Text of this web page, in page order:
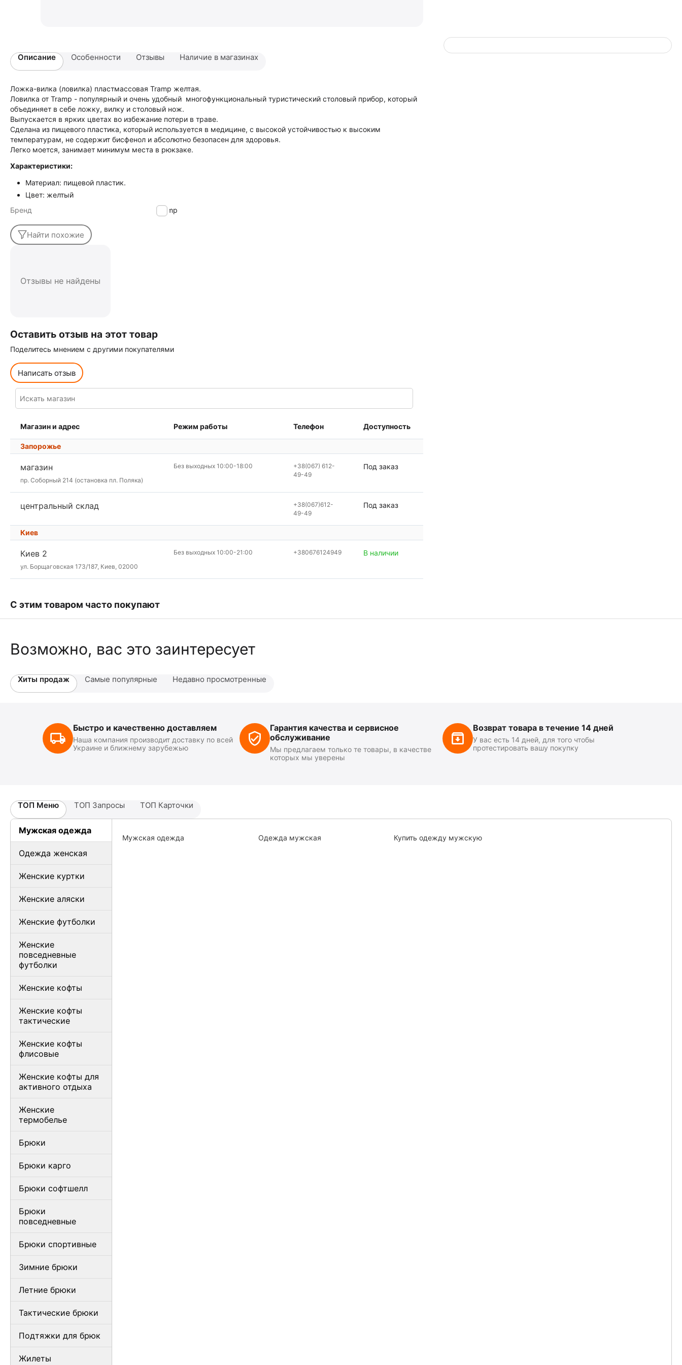
Описание Особенности Отзывы Наличие в магазинах
Ложка-вилка (ловилка) пластмассовая Tramp желтая.
Ловилка от Tramp - популярный и очень удобный многофункциональный туристический столовый прибор, который
объединяет в себе ложку, вилку и столовый нож.
Выпускается в ярких цветах во избежание потери в траве.
Сделана из пищевого пластика, который используется в медицине, с высокой устойчивостью к высоким
температурам, не содержит бисфенол и абсолютно безопасен для здоровья.
Легко моется, занимает минимум места в рюкзаке.
Характеристики:
Материал: пищевой пластик.
Цвет: желтый
Бренд
Tramp
Найти похожие
Отзывы не найдены
Оставить отзыв на этот товар
Поделитесь мнением с другими покупателями
Написать отзыв
Магазин и адрес Режим работы Телефон Доступность
Запорожье
магазин
пр. Соборный 214 (остановка пл. Поляка)
Без выходных 10:00-18:00
+38(067) 612-
49-49
Под заказ
центральный склад
+38(067)612-
49-49
Под заказ
Киев
Киев 2
ул. Борщаговская 173/187, Киев, 02000
Без выходных 10:00-21:00 +380676124949 В наличии
С этим товаром часто покупают
Возможно, вас это заинтересует
Хиты продаж Самые популярные Недавно просмотренные
Быстро и качественно доставляем
Наша компания производит доставку по всей
Украине и ближнему зарубежью
Гарантия качества и сервисное
обслуживание
Мы предлагаем только те товары, в качестве
которых мы уверены
Возврат товара в течение 14 дней
У вас есть 14 дней, для того чтобы
протестировать вашу покупку
ТОП Меню ТОП Запросы ТОП Карточки
Мужская одежда
Одежда женская
Женские куртки
Женские аляски
Женские футболки
Женские
повседневные
футболки
Женские кофты
Женские кофты
тактические
Женские кофты
флисовые
Женские кофты для
активного отдыха
Женские
термобелье
Брюки
Брюки карго
Брюки софтшелл
Брюки
повседневные
Брюки спортивные
Зимние брюки
Летние брюки
Тактические брюки
Подтяжки для брюк
Жилеты
Мужская одежда Одежда мужская Купить одежду мужскую